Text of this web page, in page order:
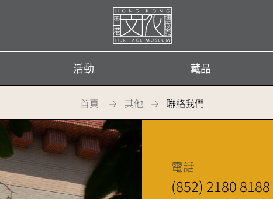
首
活動 藏品
首頁 其他 聯絡我們
電話
(852) 2180 8188